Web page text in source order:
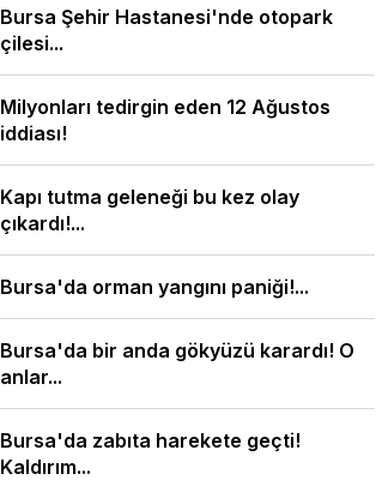
Bursa Şehir Hastanesi'nde otopark
çilesi...
Milyonları tedirgin eden 12 Ağustos
iddiası!
Kapı tutma geleneği bu kez olay
çıkardı!...
Bursa'da orman yangını paniği!...
Bursa'da bir anda gökyüzü karardı! O
anlar...
Bursa'da zabıta harekete geçti!
Kaldırım...